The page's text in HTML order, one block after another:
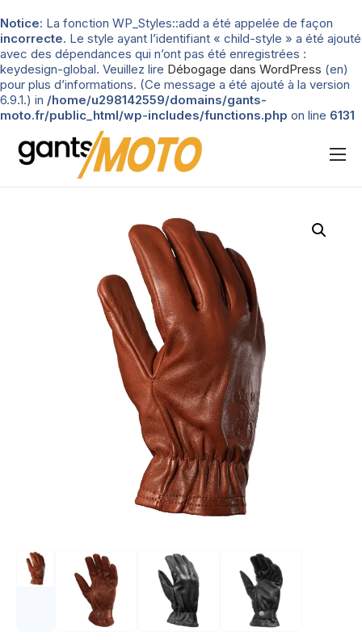
Notice: La fonction WP_Styles::add a été appelée de façon
incorrecte. Le style ayant l’identifiant « child-style » a été ajouté
avec des dépendances qui n’ont pas été enregistrées :
keydesign-global. Veuillez lire Débogage dans WordPress (en)
pour plus d’informations. (Ce message a été ajouté à la version
6.9.1.) in /home/u298142559/domains/gants-
moto.fr/public_html/wp-includes/functions.php on line 6131
Nos tests
Guide d’achat